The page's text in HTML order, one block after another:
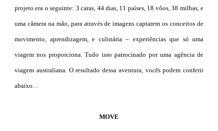
projeto era o seguinte: 3 caras, 44 dias, 11 países, 18 vôos, 38 milhas, e
uma câmera na mão, para através de imagens captarem os conceitos de
movimento, aprendizagem, e culinária – experiências que só uma
viagem nos proporciona. Tudo isso patrocinado por uma agência de
viagem australiana. O resultado dessa aventura, vocês podem conferir
abaixo…
MOVE